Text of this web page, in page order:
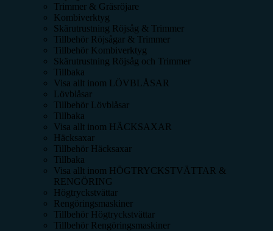
Trimmer & Gräsröjare
Kombiverktyg
Skärutrustning Röjsåg & Trimmer
Tillbehör Röjsågar & Trimmer
Tillbehör Kombiverktyg
Skärutrustning Röjsåg och Trimmer
Tillbaka
Visa allt inom LÖVBLÅSAR
Lövblåsar
Tillbehör Lövblåsar
Tillbaka
Visa allt inom HÄCKSAXAR
Häcksaxar
Tillbehör Häcksaxar
Tillbaka
Visa allt inom HÖGTRYCKSTVÄTTAR &
RENGÖRING
Högtryckstvättar
Rengöringsmaskiner
Tillbehör Högtryckstvättar
Tillbehör Rengöringsmaskiner